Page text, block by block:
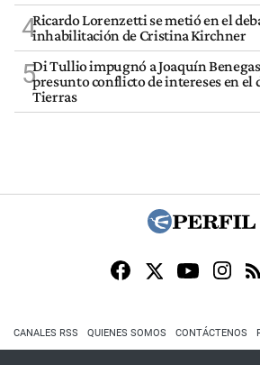
4Ricardo Lorenzetti se metió en el
inhabilitación de Cristina Kirchner
5Di Tullio impugnó a Joaquín
presunto conflicto de intereses en el
Tierras
CANALES RSS QUIENES SOMOS CONTÁCTENOS